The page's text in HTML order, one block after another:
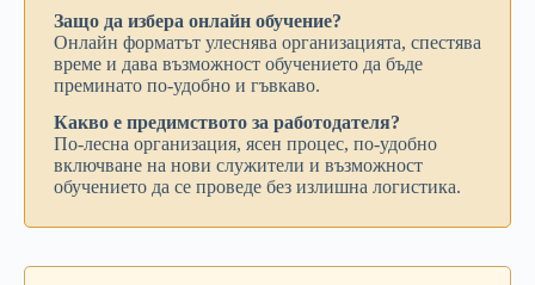
Защо да избера онлайн обучение?
Онлайн форматът улеснява организацията, спестява
време и дава възможност обучението да бъде
преминато по-удобно и гъвкаво.
Какво е предимството за работодателя?
По-лесна организация, ясен процес, по-удобно
включване на нови служители и възможност
обучението да се проведе без излишна логистика.